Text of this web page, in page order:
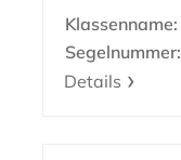
Klassenname:
Segelnummer:
Details